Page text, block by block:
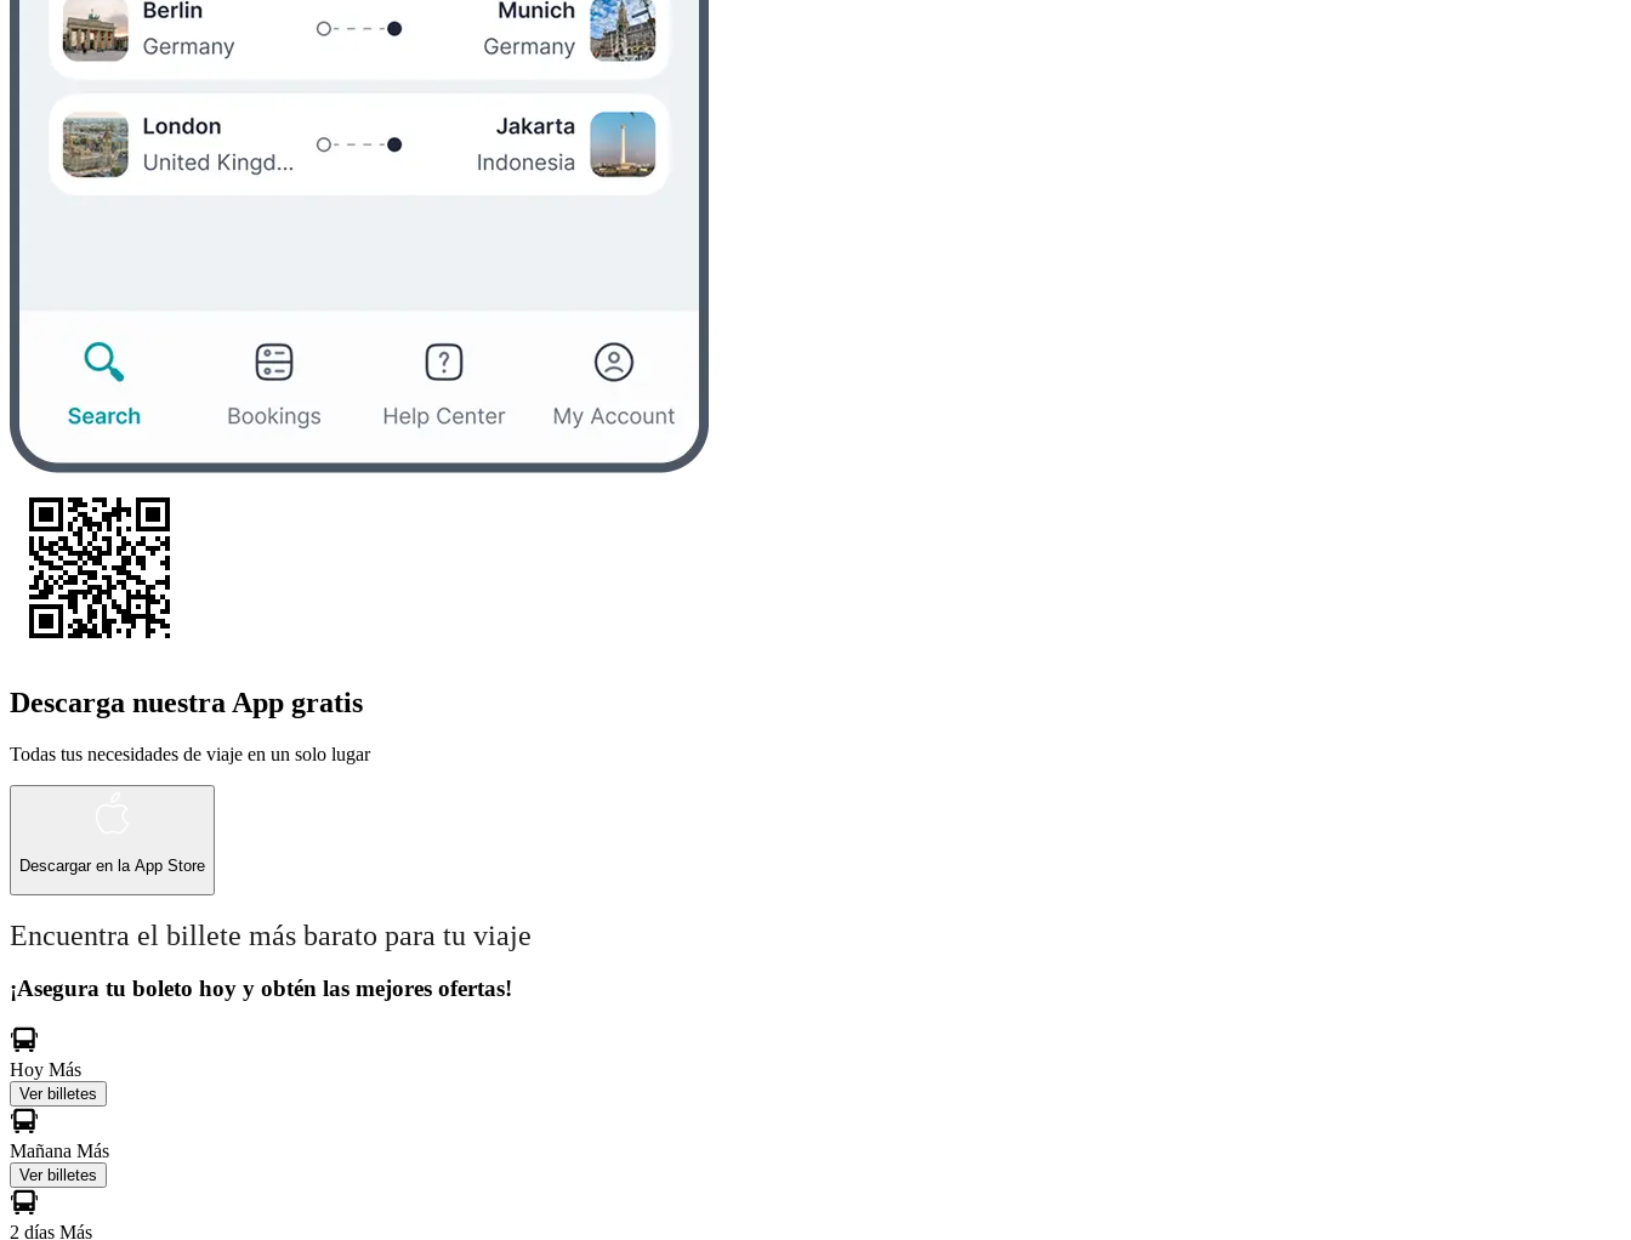
Descarga nuestra App gratis
Todas tus necesidades de viaje en un solo lugar
Descargar en la App Store
Encuentra el billete más barato para tu viaje
¡Asegura tu boleto hoy y obtén las mejores ofertas!
Hoy Más
Ver billetes
Mañana Más
Ver billetes
2 días Más